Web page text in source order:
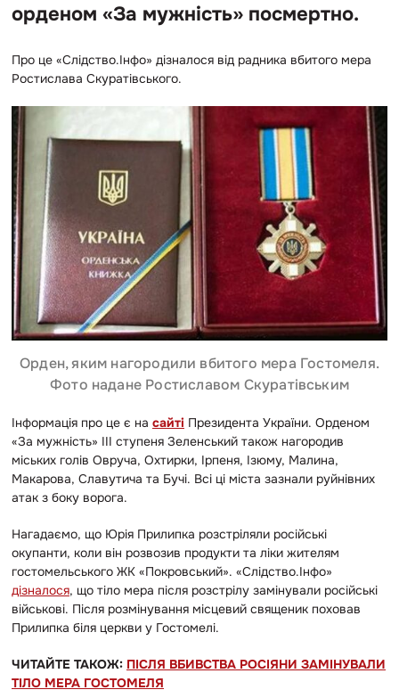
орденом «За мужність» посмертно.
Про це «Слідство.Інфо» дізналося від радника вбитого мера
Ростислава Скуратівського.
Орден, яким нагородили вбитого мера Гостомеля.
Фото надане Ростиславом Скуратівським
Інформація про це є на сайті Президента України. Орденом
«За мужність» ІІІ ступеня Зеленський також нагородив
міських голів Овруча, Охтирки, Ірпеня, Ізюму, Малина,
Макарова, Славутича та Бучі. Всі ці міста зазнали руйнівних
атак з боку ворога.
Нагадаємо, що Юрія Прилипка розстріляли російські
окупанти, коли він розвозив продукти та ліки жителям
гостомельського ЖК «Покровський». «Слідство.Інфо»
дізналося, що тіло мера після розстрілу замінували російські
військові. Після розмінування місцевий священик поховав
Прилипка біля церкви у Гостомелі.
ЧИТАЙТЕ ТАКОЖ: ПІСЛЯ ВБИВСТВА РОСІЯНИ ЗАМІНУВАЛИ
ТІЛО МЕРА ГОСТОМЕЛЯ